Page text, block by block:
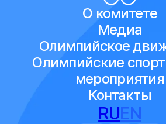
О комитете
Медиа
Олимпийское
Олимпийские
мероприятия
Контакты
RUEN